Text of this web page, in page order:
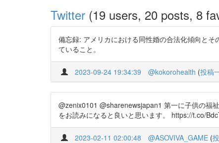
Twitter (19 users, 20 posts, 8
備忘録: アメリカにおける同性婚の合法化傾向と
ていること。
2023-09-24 19:34:39 @kokorohealth (投稿
@zenix0101 @sharenewsjapan1 第一に子供の福
をお読みになると良いと思います。 https://t.co/
2023-02-11 02:00:48 @ASOVIVA_GAME (